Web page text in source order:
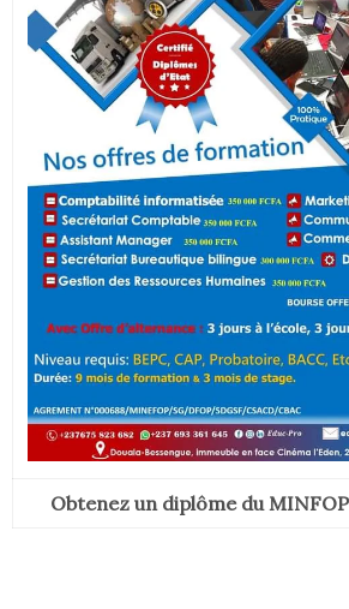
Obtenez un diplôme du